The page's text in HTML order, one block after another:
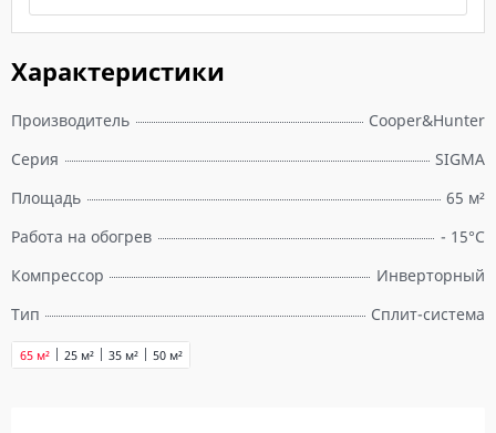
Характеристики
Производитель
Cooper&Hunter
Серия
SIGMA
Площадь
65 м²
Работа на обогрев
- 15°С
Компрессор
Инверторный
Тип
Сплит-система
25 м² 35 м² 50 м²
65 м²